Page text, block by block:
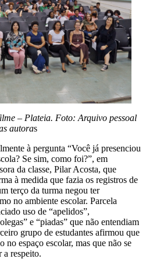
– Plateia. Foto: Arquivo pessoal
autoras
à pergunta “Você já presenciou
Se sim, como foi?”, em
da classe, Pilar Acosta, que
à medida que fazia os registros de
terço da turma negou ter
no ambiente escolar. Parcela
uso de “apelidos”,
e “piadas” que não entendiam
grupo de estudantes afirmou que
no espaço escolar, mas que não se
a respeito.